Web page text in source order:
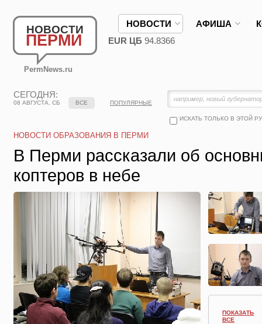
НОВОСТИ
ПЕРМИ
PermNews.ru
НОВОСТИ АФИША
EUR ЦБ 94.8366
СЕГОДНЯ:
08 АВГУСТА, СБ
ИСКАТЬ ТОЛЬКО В ЭТОЙ
ВСЕ ПОПУЛЯРНЫЕ
НОВОСТИ ОБРАЗОВАНИЯ В ПЕРМИ
В Перми рассказали об
коптеров в небе
ПОКАЗАТЬ
ВСЕ